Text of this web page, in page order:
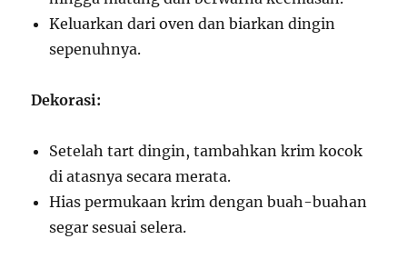
Keluarkan dari oven dan biarkan dingin
sepenuhnya.
Dekorasi:
Setelah tart dingin, tambahkan krim kocok
di atasnya secara merata.
Hias permukaan krim dengan buah-buahan
segar sesuai selera.